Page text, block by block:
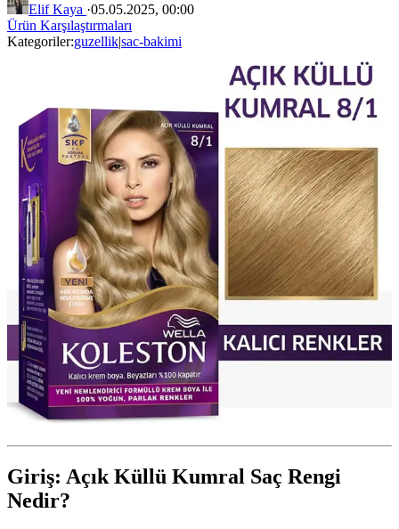
Elif Kaya ·05.05.2025, 00:00
Ürün Karşılaştırmaları
Kategoriler:guzellik|sac-bakimi
Giriş: Açık Küllü Kumral Saç Rengi
Nedir?